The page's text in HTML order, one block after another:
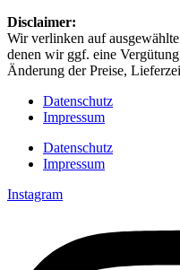
Disclaimer: ​
Wir verlinken auf
denen wir ggf. eine
Änderung der Preise,
Datenschutz
Impressum
Datenschutz
Impressum
Instagram